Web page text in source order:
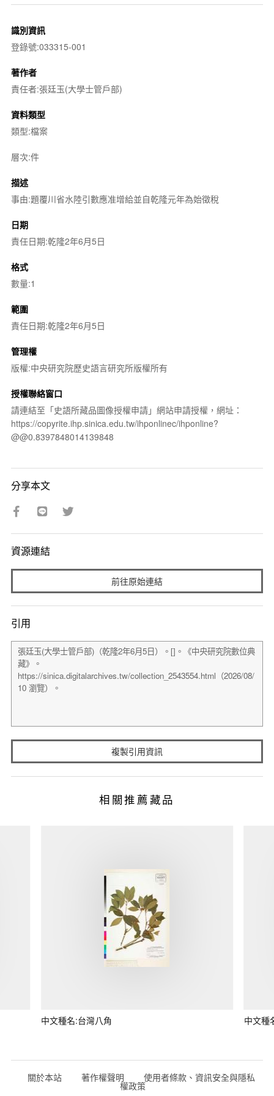
識別資訊
登錄號:033315-001
著作者
責任者:張廷玉(大學士管戶部)
資料類型
類型:檔案
層次:件
描述
事由:題覆川省水陸引數應准增給並自乾隆元年為始徵稅
日期
責任日期:乾隆2年6月5日
格式
數量:1
範圍
責任日期:乾隆2年6月5日
管理權
版權:中央研究院歷史語言研究所版權所有
授權聯絡窗口
請連結至「史語所藏品圖像授權申請」網站申請授權，網址：
https://copyrite.ihp.sinica.edu.tw/ihponlinec/ihponline?
@@0.8397848014139848
分享本文
資源連結
前往原始連結
引用
複製引用資訊
相關推薦藏品
中文種名:台灣八角 中文種
關於本站 著作權聲明 使用者條款、資訊安全與隱私
權政策